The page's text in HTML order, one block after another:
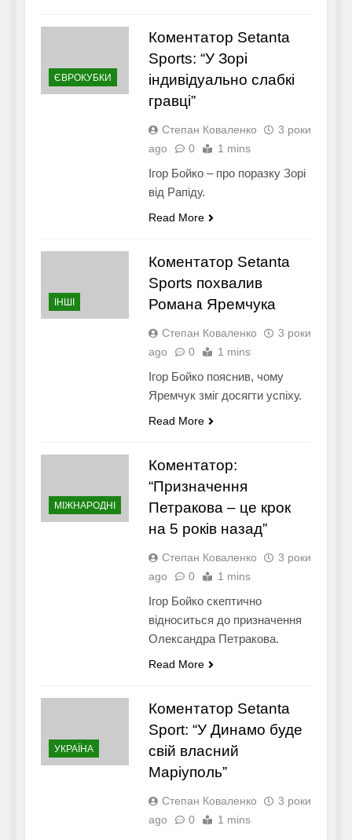
ЄВРОКУБКИ
Коментатор Setanta
Sports: “У Зорі
індивідуально слабкі
гравці”
Степан Коваленко
3 роки
ago
0 1 mins
Ігор Бойко – про поразку Зорі
від Рапіду.
Read More
ІНШІ
Коментатор Setanta
Sports похвалив
Романа Яремчука
Степан Коваленко
3 роки
ago
0 1 mins
Ігор Бойко пояснив, чому
Яремчук зміг досягти успіху.
Read More
МІЖНАРОДНІ
Коментатор:
“Призначення
Петракова – це крок
на 5 років назад”
Степан Коваленко
3 роки
ago
0 1 mins
Ігор Бойко скептично
відноситься до призначення
Олександра Петракова.
Read More
УКРАЇНА
Коментатор Setanta
Sport: “У Динамо буде
свій власний
Маріуполь”
Степан Коваленко
3 роки
ago
0 1 mins